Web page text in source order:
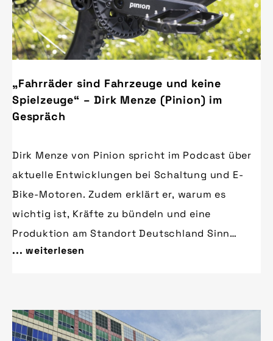
„Fahrräder sind Fahrzeuge und keine
Spielzeuge“ – Dirk Menze (Pinion) im
Gespräch
Dirk Menze von Pinion spricht im Podcast über
aktuelle Entwicklungen bei Schaltung und E-
Bike-Motoren. Zudem erklärt er, warum es
wichtig ist, Kräfte zu bündeln und eine
Produktion am Standort Deutschland Sinn
ergibt.
... weiterlesen